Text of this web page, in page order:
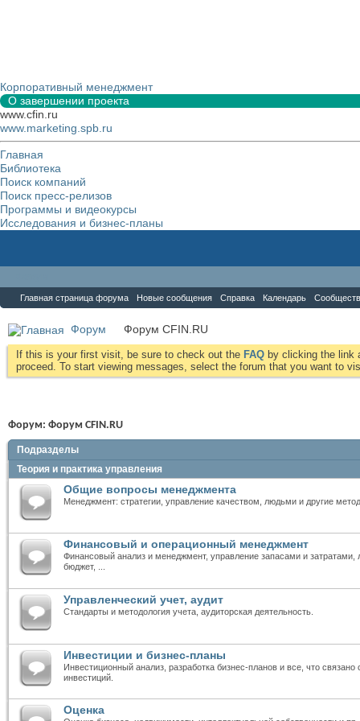
Корпоративный менеджмент
О завершении проекта
www.cfin.ru
www.marketing.spb.ru
Главная
Библиотека
Поиск компаний
Поиск пресс-релизов
Программы и видеокурсы
Исследования и бизнес-планы
Главная страница форума Новые сообщения Справка Календарь
Форум Форум CFIN.RU
If this is your first visit, be sure to check out the FAQ by clicking the link
proceed. To start viewing messages, select the forum that you want to
Форум: Форум CFIN.RU
Подразделы
Теория и практика управления
Общие вопросы менеджмента
Менеджмент: стратегии, управление качеством, людьми и другие
Финансовый и операционный менеджмент
Финансовый анализ и менеджмент, управление запасами и затратами,
бюджет, ...
Управленческий учет, аудит
Стандарты и методология учета, аудиторская деятельность.
Инвестиции и бизнес-планы
Инвестиционный анализ, разработка бизнес-планов и все, что связано
инвестиций.
Оценка